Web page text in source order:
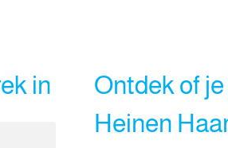
in
Ontdek of
Heinen